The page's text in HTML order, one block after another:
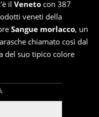
il Veneto con 387
veneti della
Sangue morlacco, un
chiamato così dal
del suo tipico colore